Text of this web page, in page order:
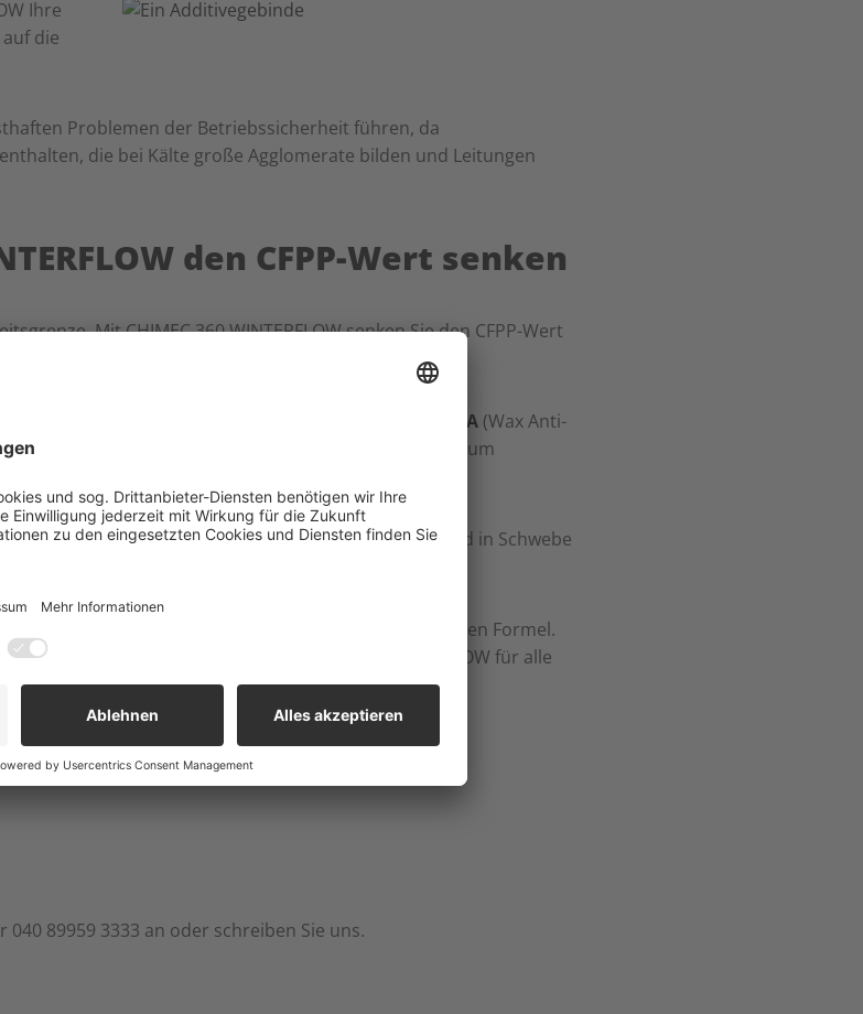
Ihre
die
Problemen der Betriebssicherheit führen, da
die bei Kälte große Agglomerate bilden und Leitungen
den CFPP-Wert senken
Mit CHIMEC 360 WINTERFLOW senken Sie den CFPP-Wert
aus WASA (Wax Anti-
großer Paraffinkristalle, indem sie das Kristallwachstum
entstehen lässt.
kleine Agglomerate nicht dispergieren, wachsen und in Schwebe
bleibt.
minimalen Dosierraten, dank unserer hochkonzentrierten Formel.
Qualitätskontrollen ist CHIMEC 360 WINTERFLOW für alle
89959 3333 an oder schreiben Sie uns.